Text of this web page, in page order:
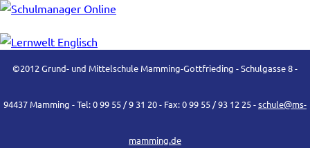
©2012 Grund- und Mittelschule Mamming-Gottfrieding - Schulgasse 8 -
94437 Mamming - Tel: 0 99 55 / 9 31 20 - Fax: 0 99 55 / 93 12 25 -schule@ms-
mamming.de